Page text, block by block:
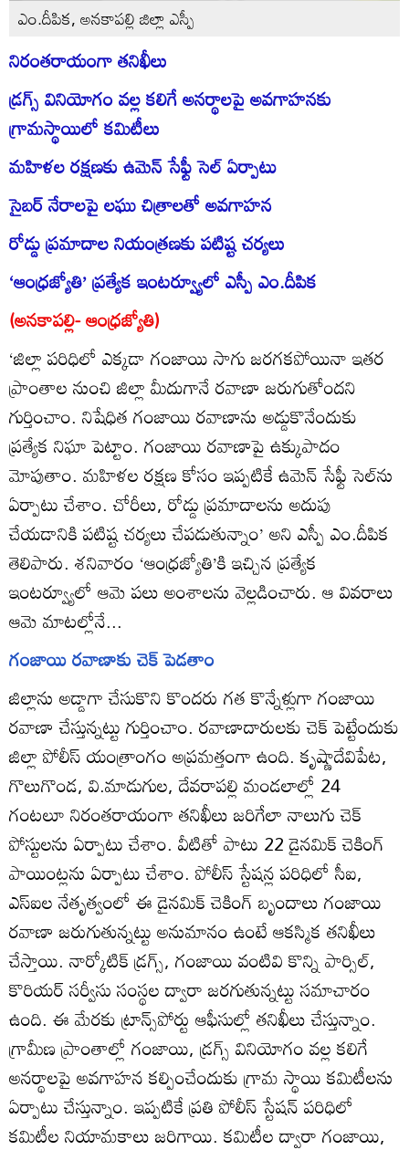
ఎం.దీపిక, అనకాపల్లి జిల్లా ఎస్పీ
నిరంతరాయంగా తనిఖీలు
డ్రగ్స్‌ వినియోగం వల్ల కలిగే అనర్థాలపై అవగాహనకు
గ్రామస్థాయిలో కమిటీలు
మహిళల రక్షణకు ఉమెన్‌ సేఫ్టీ సెల్‌ ఏర్పాటు
సైబర్‌ నేరాలపై లఘు చిత్రాలతో అవగాహన
రోడ్డు ప్రమాదాల నియంత్రణకు పటిష్ట చర్యలు
‘ఆంధ్రజ్యోతి’ ప్రత్యేక ఇంటర్వ్యూలో ఎస్పీ ఎం.దీపిక
(అనకాపల్లి- ఆంధ్రజ్యోతి)
‘జిల్లా పరిధిలో ఎక్కడా గంజాయి సాగు జరగకపోయినా ఇతర
ప్రాంతాల నుంచి జిల్లా మీదుగానే రవాణా జరుగుతోందని
గుర్తించాం. నిషేధిత గంజాయి రవాణాను అడ్డుకొనేందుకు
ప్రత్యేక నిఘా పెట్టాం. గంజాయి రవాణాపై ఉక్కుపాదం
మోపుతాం. మహిళల రక్షణ కోసం ఇప్పటికే ఉమెన్‌ సేఫ్టీ సెల్‌ను
ఏర్పాటు చేశాం. చోరీలు, రోడ్డు ప్రమాదాలను అదుపు
చేయడానికి పటిష్ట చర్యలు చేపడుతున్నాం’ అని ఎస్పీ ఎం.దీపిక
తెలిపారు. శనివారం ‘ఆంధ్రజ్యోతి’కి ఇచ్చిన ప్రత్యేక
ఇంటర్వ్యూలో ఆమె పలు అంశాలను వెల్లడించారు. ఆ వివరాలు
ఆమె మాటల్లోనే...
గంజాయి రవాణాకు చెక్‌ పెడతాం
జిల్లాను అడ్డాగా చేసుకొని కొందరు గత కొన్నేళ్లుగా గంజాయి
రవాణా చేస్తున్నట్టు గుర్తించాం. రవాణాదారులకు చెక్‌ పెట్టేందుకు
జిల్లా పోలీస్‌ యంత్రాంగం అప్రమత్తంగా ఉంది. కృష్ణాదేవిపేట,
గొలుగొండ, వి.మాడుగుల, దేవరాపల్లి మండలాల్లో 24
గంటలూ నిరంతరాయంగా తనిఖీలు జరిగేలా నాలుగు చెక్‌
పోస్టులను ఏర్పాటు చేశాం. వీటితో పాటు 22 డైనమిక్‌ చెకింగ్‌
పాయింట్లను ఏర్పాటు చేశాం. పోలీస్‌ స్టేషన్ల పరిధిలో సీఐ,
ఎస్‌ఐల నేతృత్వంలో ఈ డైనమిక్‌ చెకింగ్‌ బృందాలు గంజాయి
రవాణా జరుగుతున్నట్టు అనుమానం ఉంటే ఆకస్మిక తనిఖీలు
చేస్తాయి. నార్కోటిక్‌ డ్రగ్స్‌, గంజాయి వంటివి కొన్ని పార్సిల్‌,
కొరియర్‌ సర్వీసు సంస్థల ద్వారా జరగుతున్నట్టు సమాచారం
ఉంది. ఈ మేరకు ట్రాన్స్‌పోర్టు ఆఫీసుల్లో తనిఖీలు చేస్తున్నాం.
గ్రామీణ ప్రాంతాల్లో గంజాయి, డ్రగ్స్‌ వినియోగం వల్ల కలిగే
అనర్థాలపై అవగాహన కల్పించేందుకు గ్రామ స్థాయి కమిటీలను
ఏర్పాటు చేస్తున్నాం. ఇప్పటికే ప్రతి పోలీస్‌ స్టేషన్‌ పరిధిలో
కమిటీల నియామకాలు జరిగాయి. కమిటీల ద్వారా గంజాయి,